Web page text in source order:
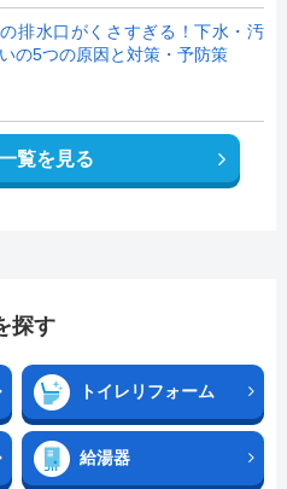
排水口がくさすぎる！下水・汚
の5つの原因と対策・予防策
覧を見る
探す
トイレリフォーム
給湯器